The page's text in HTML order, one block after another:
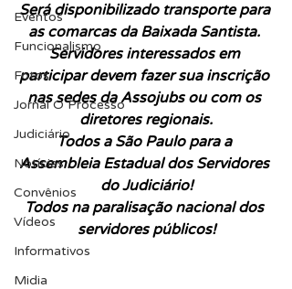
Eventos
Funcionalismo
Fotos
Jornal O Processo
Judiciário
Notícias
Convênios
Vídeos
Informativos
Midia
Será disponibilizado transporte para
as comarcas da Baixada Santista.
Servidores interessados em
participar devem fazer sua inscrição
nas sedes da Assojubs ou com os
diretores regionais.
Todos a São Paulo para a
Assembleia Estadual dos Servidores
do Judiciário!
Todos na paralisação nacional dos
servidores públicos!